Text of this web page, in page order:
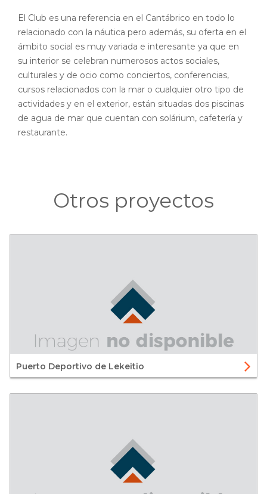
El Club es una referencia en el Cantábrico en todo lo
relacionado con la náutica pero además, su oferta en el
ámbito social es muy variada e interesante ya que en
su interior se celebran numerosos actos sociales,
culturales y de ocio como conciertos, conferencias,
cursos relacionados con la mar o cualquier otro tipo de
actividades y en el exterior, están situadas dos piscinas
de agua de mar que cuentan con solárium, cafetería y
restaurante.
Otros proyectos
Puerto Deportivo de Lekeitio